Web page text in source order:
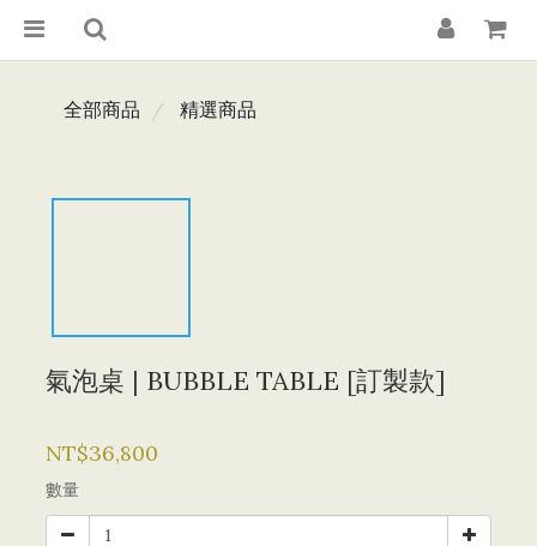
全部商品 精選商品
氣泡桌 | BUBBLE TABLE [訂製款]
NT$36,800
數量